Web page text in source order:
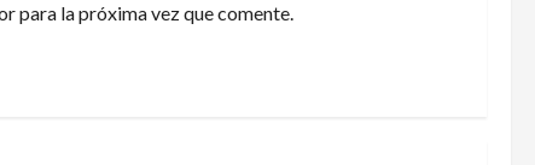
para la próxima vez que comente.